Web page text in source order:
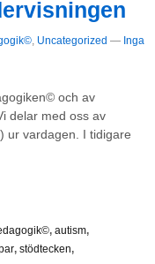
, Uncategorized — Inga
och av
delar med oss av
ur vardagen. I tidigare
, autism,
, stödtecken,